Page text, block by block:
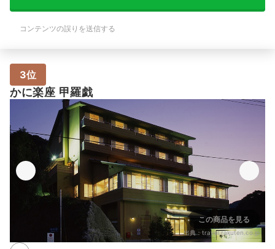
コンテンツの誤りを送信する
3位
かに楽座 甲羅戯
この商品を見る
出典：travel.rakuten.co.jp